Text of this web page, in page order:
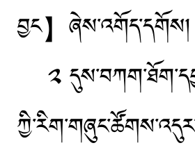
བྱང】ཞེས་འགོད་དགོས།
༢